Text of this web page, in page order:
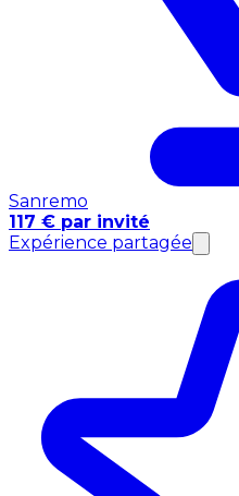
Sanremo
117 € par invité
Expérience partagée